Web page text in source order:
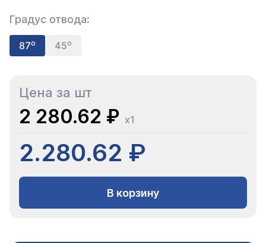
Градус отвода:
87⁰ 45⁰
Цена за шт
2 280.62 ₽ x1
2.280.62 ₽
В корзину